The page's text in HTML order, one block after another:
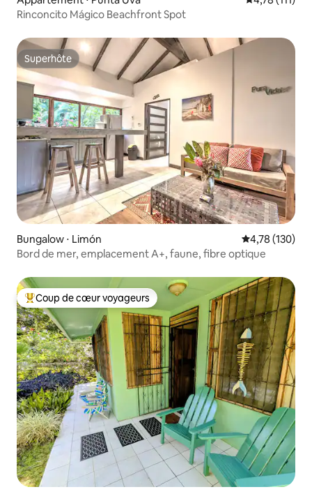
Rinconcito Mágico Beachfront Spot
Superhôte
Superhôte
Bungalow ⋅ Limón Évaluation
4,78 (130)
Bord de mer, emplacement A+, faune, fibre optique
Coups de cœur voyageurs les plus appréciés
Coup de cœur voyageurs